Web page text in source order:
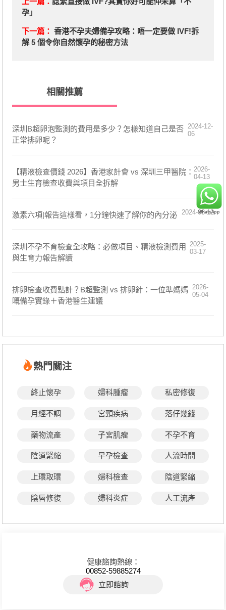
孕」
下一篇： 香港不孕夫婦備孕攻略：唔一定要做 IVF!拆
解 5 個令你自然懷孕的秘密方法
相關推薦
深圳B超卵泡監測的費用是多少？怎樣知道自己是否
正常排卵呢？
2024-12-
06
【精液檢查價錢 2026】香港家計會 vs 深圳三甲醫院：
男士生育檢查收費與項目全拆解
2026-
04-13
​激素六項|報告這樣看，1分鐘快速了解你的內分泌 2024-08-12
深圳不孕不育檢查全攻略：必做項目、精液檢測費用
與生育力報告解讀
2025-
03-17
排卵檢查收費點計？B超監測 vs 排卵針：一位準媽媽
嘅備孕實錄＋香港醫生建議
2026-
05-04
熱門關注
終止懷孕 婦科腫瘤 私密修復
月經不調 宮頸疾病 落仔幾錢
藥物流產 子宮肌瘤 不孕不育
陰道緊縮 早孕檢查 人流時間
上環取環 婦科檢查 陰道緊縮
陰唇修復 婦科炎症 人工流產
健康諮詢熱線：
00852-59885274
立即諮詢